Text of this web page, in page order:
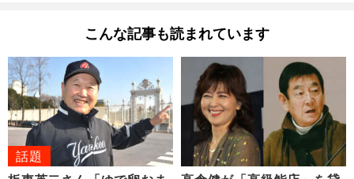
こんな記事も読まれています
話題